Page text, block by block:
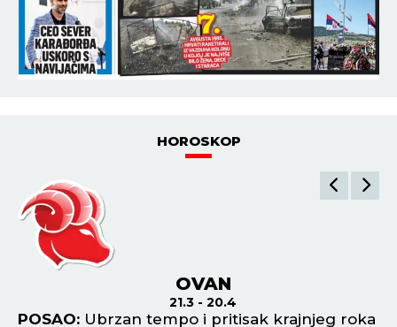
HOROSKOP
BIK
21.4 - 21.5
POSAO: Dobićete odličnu poslovnu ponudu,